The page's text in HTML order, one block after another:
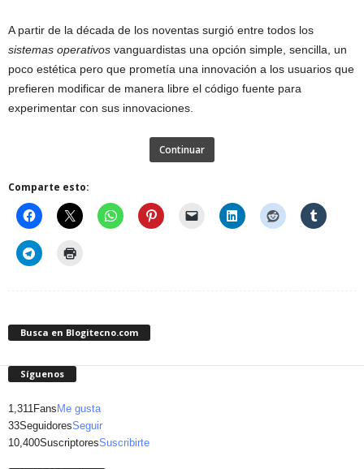
A partir de la década de los noventas surgió entre todos los
sistemas operativos vanguardistas una opción simple, sencilla, un
poco estética pero que prometía una innovación a los usuarios que
prefieren modificar de manera libre el código fuente para
experimentar con sus innovaciones.
Continuar
Comparte esto:
Busca en Blogitecno.com
Síguenos
1,311Fans Me gusta
33SeguidoresSeguir
10,400SuscriptoresSuscribirte